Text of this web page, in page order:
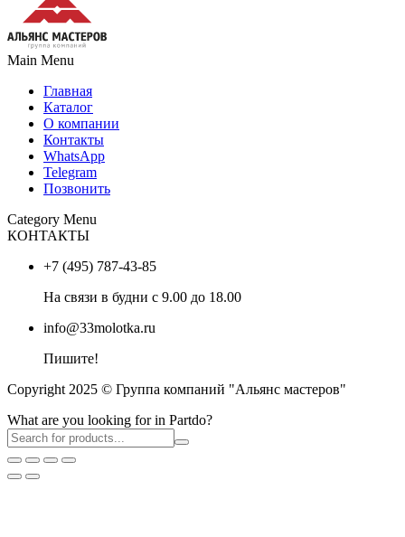
Main Menu
Главная
Каталог
О компании
Контакты
WhatsApp
Telegram
Позвонить
Category Menu
КОНТАКТЫ
+7 (495) 787-43-85
На связи в будни с 9.00 до 18.00
info@33molotka.ru
Пишите!
Copyright 2025 © Группа компаний "Альянс мастеров"
What are you looking for in Partdo?